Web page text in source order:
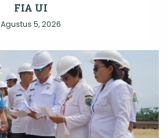
FIA UI
Agustus 5, 2026